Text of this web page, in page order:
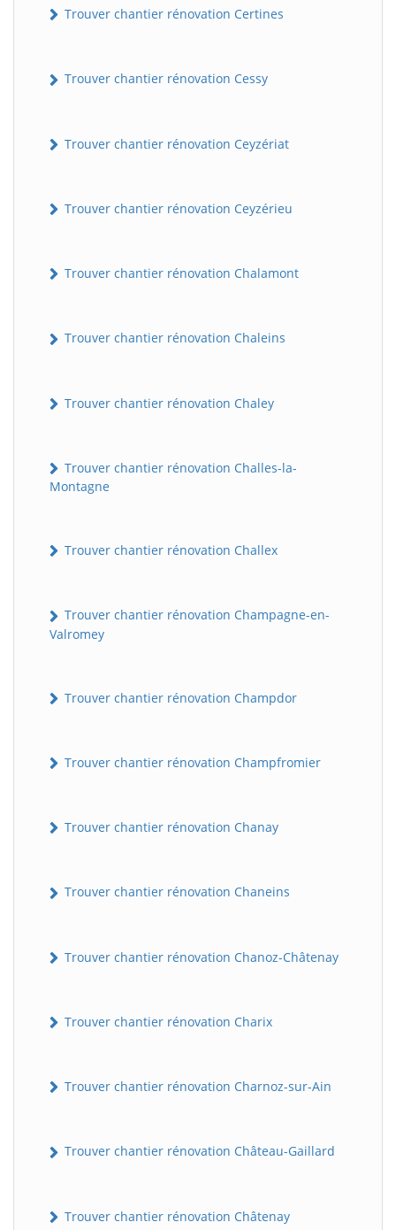
Trouver chantier rénovation Certines
Trouver chantier rénovation Cessy
Trouver chantier rénovation Ceyzériat
Trouver chantier rénovation Ceyzérieu
Trouver chantier rénovation Chalamont
Trouver chantier rénovation Chaleins
Trouver chantier rénovation Chaley
Trouver chantier rénovation Challes-la-
Montagne
Trouver chantier rénovation Challex
Trouver chantier rénovation Champagne-en-
Valromey
Trouver chantier rénovation Champdor
Trouver chantier rénovation Champfromier
Trouver chantier rénovation Chanay
Trouver chantier rénovation Chaneins
Trouver chantier rénovation Chanoz-Châtenay
Trouver chantier rénovation Charix
Trouver chantier rénovation Charnoz-sur-Ain
Trouver chantier rénovation Château-Gaillard
Trouver chantier rénovation Châtenay